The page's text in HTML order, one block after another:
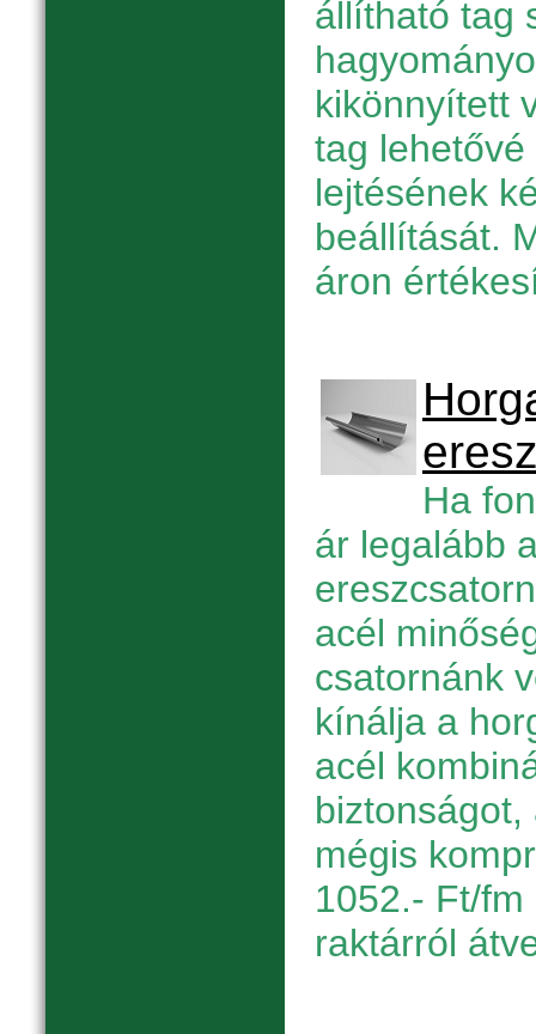
állítható tag
kikönnyített
tag
lejtésének
beállítását.
áron
Ha
ár legalább
acél
csatornánk
kínálja a
acél
mégis
1052.- Ft/
raktárról